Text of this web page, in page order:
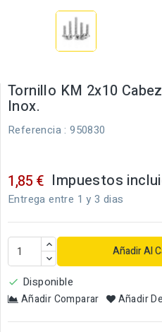
Tornillo KM 2x10
Inox.
Referencia : 950830
1,85 € Impuestos
Entrega entre 1 y 3 dias
Añadir Al
 Disponible
Añadir Comparar Añadir